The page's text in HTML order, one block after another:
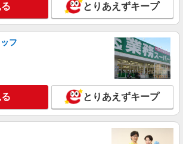
横浜市港南区 ※最寄り駅：上大岡
詳細を見る
1955603
南台駅｜未経験でも簡単！障がい者デイで軽
業サポート＆ケア
時給1600円〜2250円 ＜日払い有/週払い有/交
費全支給(ガソリン代含む)＞
とりあえずキープ
フ
とりあえずキープ